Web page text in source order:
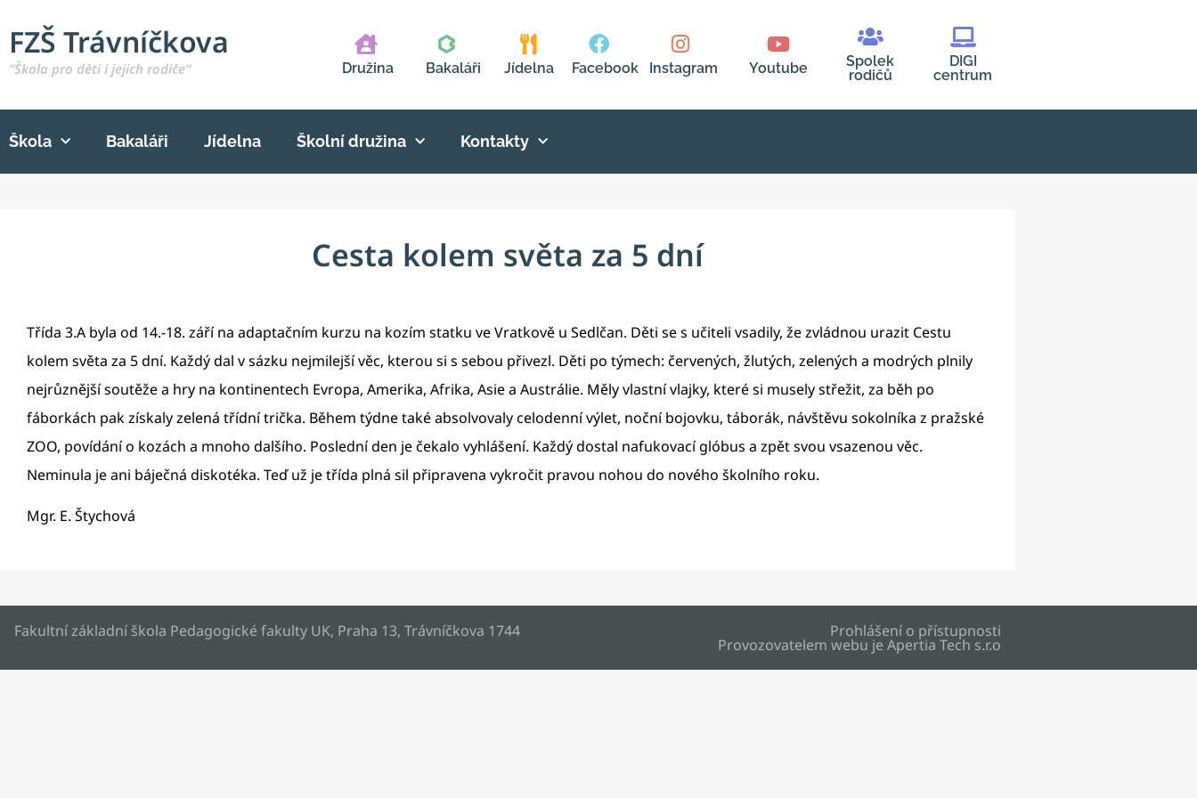
FZŠ Trávníčkova
“Škola pro děti i jejich rodiče“ Družina Bakaláři Jídelna Facebook Instagram Youtube
Spolek
rodičů
DIGI
centrum
Škola Bakaláři Jídelna Školní družina Kontakty
Cesta kolem světa za 5 dní
Třída 3.A byla od 14.-18. září na adaptačním kurzu na kozím statku ve Vratkově u Sedlčan. Děti se s učiteli vsadily, že zvládnou urazit Cestu
kolem světa za 5 dní. Každý dal v sázku nejmilejší věc, kterou si s sebou přivezl. Děti po týmech: červených, žlutých, zelených a modrých plnily
nejrůznější soutěže a hry na kontinentech Evropa, Amerika, Afrika, Asie a Austrálie. Měly vlastní vlajky, které si musely střežit, za běh po
fáborkách pak získaly zelená třídní trička. Během týdne také absolvovaly celodenní výlet, noční bojovku, táborák, návštěvu sokolníka z pražské
ZOO, povídání o kozách a mnoho dalšího. Poslední den je čekalo vyhlášení. Každý dostal nafukovací glóbus a zpět svou vsazenou věc.
Neminula je ani báječná diskotéka. Teď už je třída plná sil připravena vykročit pravou nohou do nového školního roku.
Mgr. E. Štychová
Fakultní základní škola Pedagogické fakulty UK, Praha 13, Trávníčkova 1744 Prohlášení o přístupnosti
Provozovatelem webu jeApertia Tech s.r.o